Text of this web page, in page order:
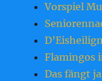
Vorspiel
Flamingos
Das fängt